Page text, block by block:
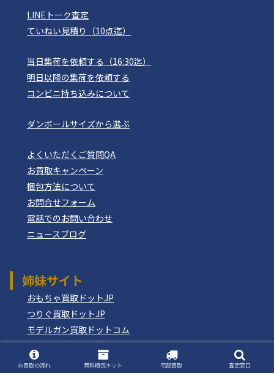
LINEトーク査定
ていねい見積り（10点迄）
当日集荷を依頼する（16:30迄）
明日以降の集荷を依頼する
コンビニ持ち込みについて
ダンボールサイズから選ぶ
よくいただくご質問QA
お買取キャンペーン
梱包方法について
お問合せフォーム
電話でのお問い合わせ
ニュースブログ
姉妹サイト
おもちゃ買取ドットJP
つりぐ買取ドットJP
モデルガン買取ドットコム
もけいのどらねこ堂
お買取の流れ 無料梱包キット 宅配買取 査定窓口